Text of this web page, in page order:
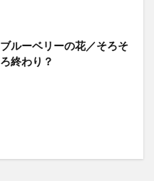
ブルーベリーの花／そろそ
ろ終わり？